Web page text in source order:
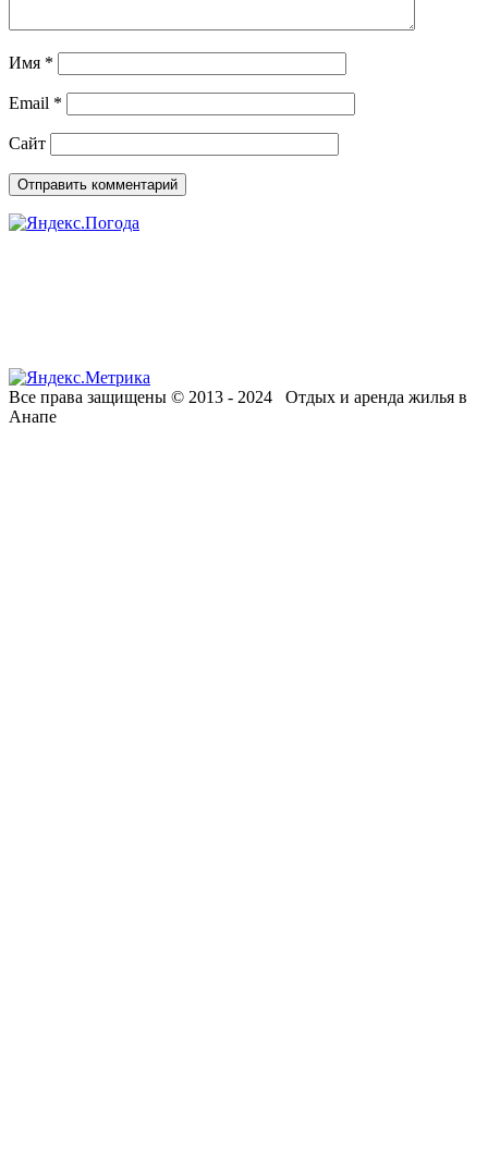
Имя *
Email *
Сайт
Все права защищены © 2013 - 2024 Отдых и аренда жилья в
Анапе